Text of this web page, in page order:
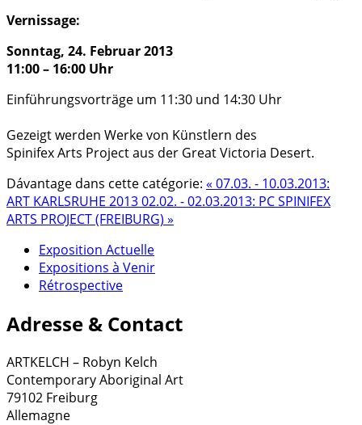
Vernissage:
Sonntag, 24. Februar 2013
11:00 – 16:00 Uhr
Einführungsvorträge um 11:30 und 14:30 Uhr
Gezeigt werden Werke von Künstlern des
Spinifex Arts Project aus der Great Victoria Desert.
Dávantage dans cette catégorie: « 07.03. - 10.03.2013:
ART KARLSRUHE 201302.02. - 02.03.2013: PC SPINIFEX
ARTS PROJECT (FREIBURG) »
Exposition Actuelle
Expositions à Venir
Rétrospective
Adresse & Contact
ARTKELCH – Robyn Kelch
Contemporary Aboriginal Art
79102 Freiburg
Allemagne